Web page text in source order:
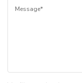
Message*